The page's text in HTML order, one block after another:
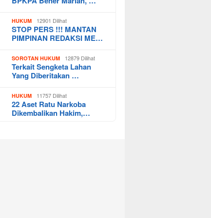
HUKUM 12901 Dilihat
STOP PERS !!! MANTAN
PIMPINAN REDAKSI ME…
SOROTAN HUKUM 12879 Dilihat
Terkait Sengketa Lahan
Yang Diberitakan …
HUKUM 11757 Dilihat
22 Aset Ratu Narkoba
Dikembalikan Hakim,…